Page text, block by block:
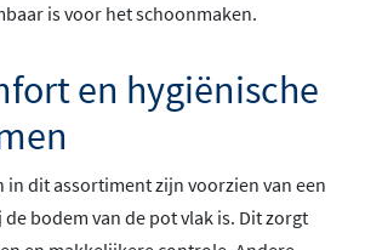
is voor het schoonmaken.
en hygiënische
in dit assortiment zijn voorzien van een
de bodem van de pot vlak is. Dit zorgt